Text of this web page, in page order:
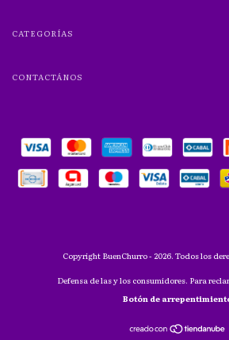
CATEGORÍAS
CONTACTÁNOS
Copyright BuenChurro - 2026. Todos los
Defensa de las y los consumidores. Para
Botón de